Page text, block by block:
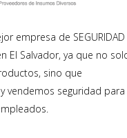
empresa de SEGURIDAD
El Salvador, ya que no
sino que
vendemos seguridad para